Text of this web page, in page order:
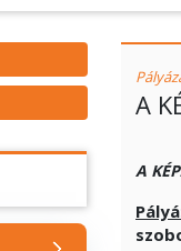
A
A